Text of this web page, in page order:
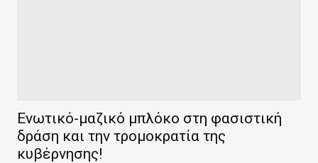
Ενωτικό-μαζικό μπλόκο στη φασιστική
δράση και την τρομοκρατία της
κυβέρνησης!